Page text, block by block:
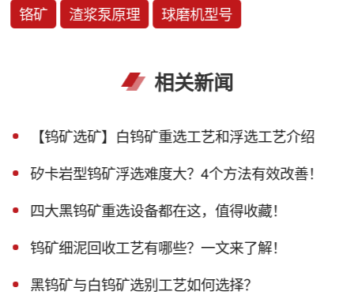
铬矿 渣浆泵原理 球磨机型号
相关新闻
【钨矿选矿】白钨矿重选工艺和浮选工艺介绍
矽卡岩型钨矿浮选难度大？4个方法有效改善！
四大黑钨矿重选设备都在这，值得收藏！
钨矿细泥回收工艺有哪些？一文来了解！
黑钨矿与白钨矿选别工艺如何选择？